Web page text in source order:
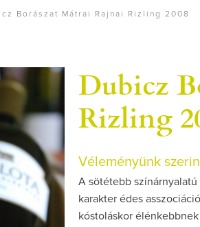
Borászat Mátrai Rajnai Rizling 2008
Dubicz
Rizling
Véleményünk
A sötétebb
karakter édes
kóstoláskor